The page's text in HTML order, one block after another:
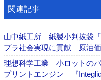
関連記事
山中紙工所 紙製小判抜袋
プラ社会実現に貢献 原油
理想科学工業 小ロットのパ
プリントエンジン 『